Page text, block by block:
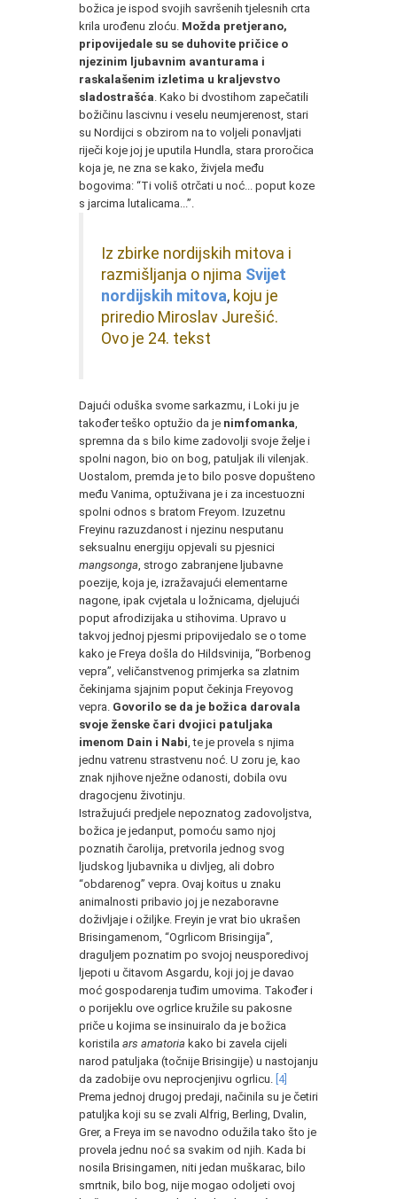
božica je ispod svojih savršenih tjelesnih crta
krila urođenu zloću. Možda pretjerano,
pripovijedale su se duhovite pričice o
njezinim ljubavnim avanturama i
raskalašenim izletima u kraljevstvo
sladostrašća . Kako bi dvostihom zapečatili
božičinu lascivnu i veselu neumjerenost, stari
su Nordijci s obzirom na to voljeli ponavljati
riječi koje joj je uputila Hundla, stara proročica
koja je, ne zna se kako, živjela među
bogovima: “Ti voliš otrčati u noć... poput koze
s jarcima lutalicama...”.
Iz zbirke nordijskih mitova i
razmišljanja o njima Svijet
nordijskih mitova, koju je
priredio Miroslav Jurešić.
Ovo je 24. tekst
Dajući oduška svome sarkazmu, i Loki ju je
također teško optužio da je nimfomanka
spremna da s bilo kime zadovolji svoje želje i
spolni nagon, bio on bog, patuljak ili vilenjak.
Uostalom, premda je to bilo posve dopušteno
među Vanima, optuživana je i za incestuozni
spolni odnos s bratom Freyom. Izuzetnu
Freyinu razuzdanost i njezinu nesputanu
seksualnu energiju opjevali su pjesnici
mangsonga , strogo zabranjene ljubavne
poezije, koja je, izražavajući elementarne
nagone, ipak cvjetala u ložnicama, djelujući
poput afrodizijaka u stihovima. Upravo u
takvoj jednoj pjesmi pripovijedalo se o tome
kako je Freya došla do Hildsvinija, “Borbenog
vepra”, veličanstvenog primjerka sa zlatnim
čekinjama sjajnim poput čekinja Freyovog
vepra. Govorilo se da je božica darovala
svoje ženske čari dvojici patuljaka
imenom Dain i Nabi , te je provela s njima
jednu vatrenu strastvenu noć. U zoru je, kao
znak njihove nježne odanosti, dobila ovu
dragocjenu životinju.
Istražujući predjele nepoznatog zadovoljstva,
božica je jedanput, pomoću samo njoj
poznatih čarolija, pretvorila jednog svog
ljudskog ljubavnika u divljeg, ali dobro
“obdarenog” vepra. Ovaj koitus u znaku
animalnosti pribavio joj je nezaboravne
doživljaje i ožiljke. Freyin je vrat bio ukrašen
Brisingamenom, “Ogrlicom Brisingija”,
draguljem poznatim po svojoj neusporedivoj
ljepoti u čitavom Asgardu, koji joj je davao
moć gospodarenja tuđim umovima. Također i
o porijeklu ove ogrlice kružile su pakosne
priče u kojima se insinuiralo da je božica
koristila ars amatoria kako bi zavela cijeli
narod patuljaka (točnije Brisingije) u nastojanju
da zadobije ovu neprocjenjivu ogrlicu. [4]
Prema jednoj drugoj predaji, načinila su je četiri
patuljka koji su se zvali Alfrig, Berling, Dvalin,
Grer, a Freya im se navodno odužila tako što je
provela jednu noć sa svakim od njih. Kada bi
nosila Brisingamen, niti jedan muškarac, bilo
smrtnik, bilo bog, nije mogao odoljeti ovoj